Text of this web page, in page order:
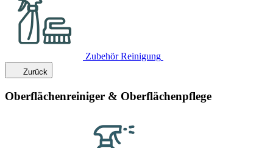
Zubehör Reinigung
Zurück
Oberflächenreiniger & Oberflächenpflege